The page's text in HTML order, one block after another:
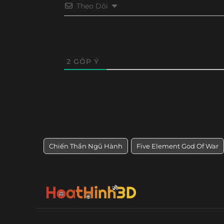
Theo Dõi
2 GÓP Ý
Chiến Thần Ngũ Hành Five Element God Of War